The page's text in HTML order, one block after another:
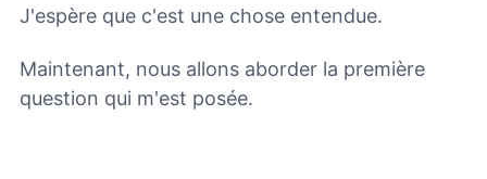
J'espère que c'est une chose entendue.
Maintenant, nous allons aborder la première
question qui m'est posée.